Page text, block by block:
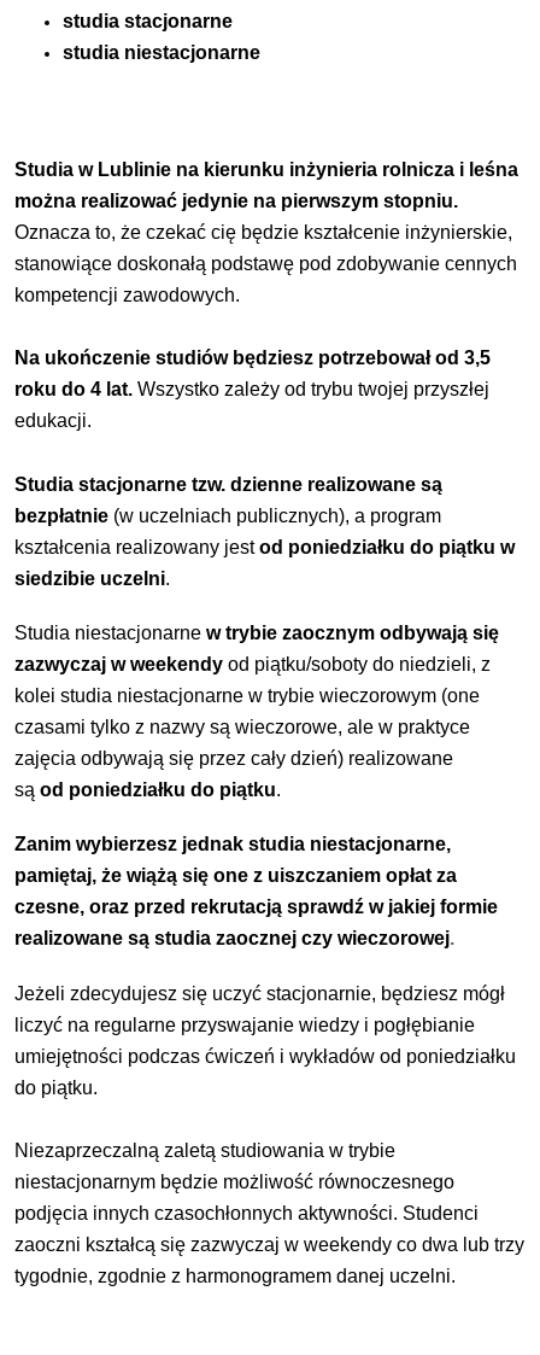
studia stacjonarne
studia niestacjonarne
Studia w Lublinie na kierunku inżynieria rolnicza i leśna
można realizować jedynie na pierwszym stopniu.
Oznacza to, że czekać cię będzie kształcenie inżynierskie,
stanowiące doskonałą podstawę pod zdobywanie cennych
kompetencji zawodowych.
Na ukończenie studiów będziesz potrzebował od 3,5
roku do 4 lat. Wszystko zależy od trybu twojej przyszłej
edukacji.
Studia stacjonarne tzw. dzienne realizowane są
bezpłatnie (w uczelniach publicznych), a program
kształcenia realizowany jestod poniedziałku do piątku w
siedzibie uczelni.
Studia niestacjonarnew trybie zaocznym odbywają się
zazwyczaj w weekendy od piątku/soboty do niedzieli, z
kolei studia niestacjonarne wtrybie wieczorowym (one
czasami tylko z nazwy są wieczorowe, ale w praktyce
zajęcia odbywają się przez cały dzień) realizowane
sąod poniedziałku do piątku.
Zanim wybierzesz jednak studia niestacjonarne,
pamiętaj, że wiążą się one z uiszczaniem opłat za
czesne, oraz przed rekrutacją sprawdź w jakiej formie
realizowane są studia zaocznej czy wieczorowej.
Jeżeli zdecydujesz się uczyć stacjonarnie, będziesz mógł
liczyć na regularne przyswajanie wiedzy i pogłębianie
umiejętności podczas ćwiczeń i wykładów od poniedziałku
do piątku.
Niezaprzeczalną zaletą studiowania w trybie
niestacjonarnym będzie możliwość równoczesnego
podjęcia innych czasochłonnych aktywności. Studenci
zaoczni kształcą się zazwyczaj w weekendy co dwa lub trzy
tygodnie, zgodnie z harmonogramem danej uczelni.